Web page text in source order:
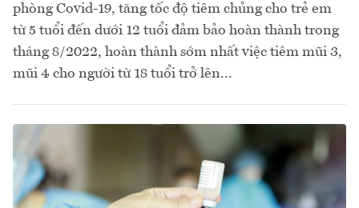
phòng Covid-19, tăng tốc độ tiêm chủng cho trẻ em
từ 5 tuổi đến dưới 12 tuổi đảm bảo hoàn thành trong
tháng 8/2022, hoàn thành sớm nhất việc tiêm mũi 3,
mũi 4 cho người từ 18 tuổi trở lên...